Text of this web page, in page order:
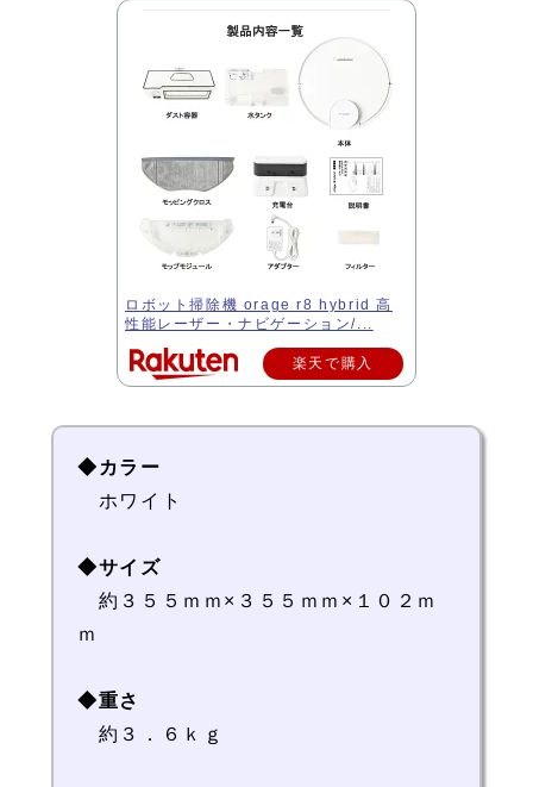
ロボット掃除機 orage r8 hybrid 高
性能レーザー・ナビゲーション/...
楽天で購入
◆カラー
ホワイト
◆サイズ
約３５５ｍｍ×３５５ｍｍ×１０２ｍ
ｍ
◆重さ
約３．６ｋｇ